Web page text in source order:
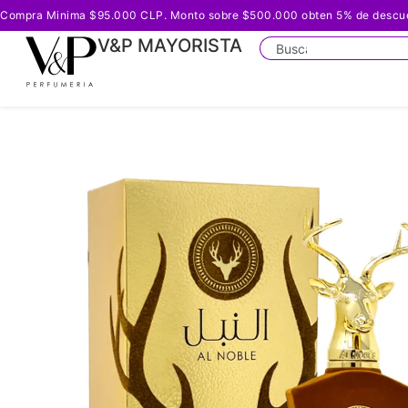
Compra Minima $95.000 CLP. Monto sobre $500.000 obten 5% de
V&P MAYORISTA